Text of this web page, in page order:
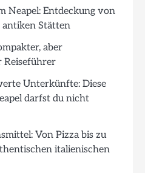
Neapel: Entdeckung von
antiken Stätten
aber
Reiseführer
Unterkünfte: Diese
darfst du nicht
Von Pizza bis zu
italienischen